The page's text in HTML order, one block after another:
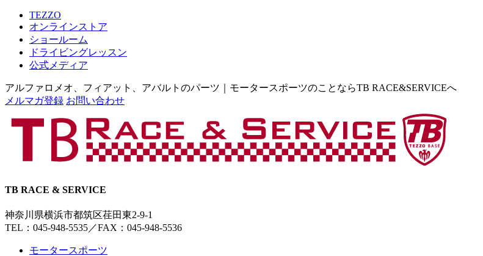
TEZZO
オンラインストア
ショールーム
ドライビングレッスン
公式メディア
アルファロメオ、フィアット、アバルトのパーツ｜モータースポーツのことならTB RACE&SERVICEへ
メルマガ登録 お問い合わせ
TB RACE & SERVICE
神奈川県横浜市都筑区荏田東2-9-1
TEL：045-948-5535／FAX：045-948-5536
モータースポーツ